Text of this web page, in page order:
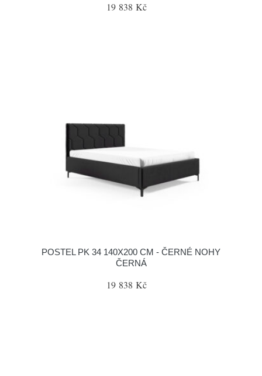
19 838 Kč
POSTEL PK 34 140X200 CM - ČERNÉ NOHY
ČERNÁ
19 838 Kč